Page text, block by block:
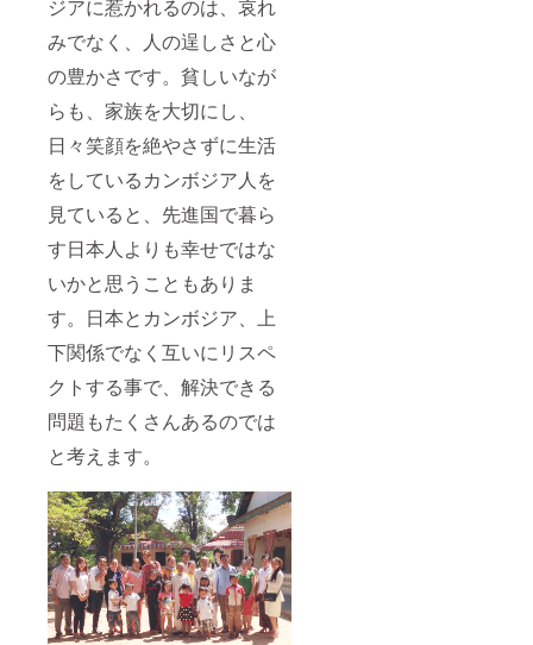
ジアに惹かれるのは、哀れ
みでなく、人の逞しさと心
の豊かさです。貧しいなが
らも、家族を大切にし、
日々笑顔を絶やさずに生活
をしているカンボジア人を
見ていると、先進国で暮ら
す日本人よりも幸せではな
いかと思うこともありま
す。日本とカンボジア、上
下関係でなく互いにリスペ
クトする事で、解決できる
問題もたくさんあるのでは
と考えます。